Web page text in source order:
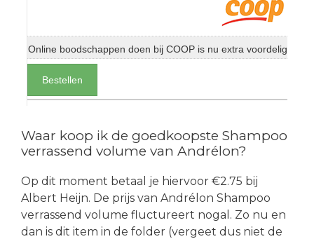
Online boodschappen doen bij COOP is nu extra voordelig
Bestellen
Waar koop ik de goedkoopste Shampoo
verrassend volume van Andrélon?
Op dit moment betaal je hiervoor €2.75 bij
Albert Heijn. De prijs van Andrélon Shampoo
verrassend volume fluctureert nogal. Zo nu en
dan is dit item in de folder (vergeet dus niet de